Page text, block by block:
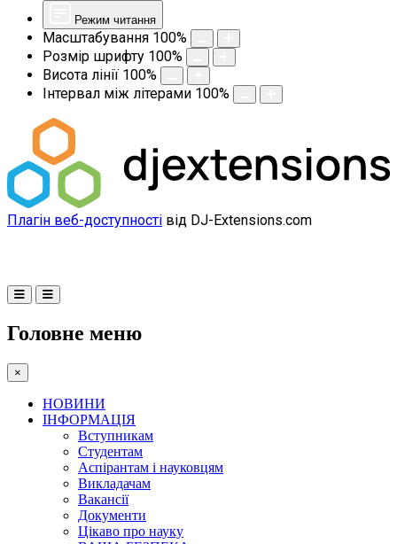
Режим читання
Масштабування 100%
Розмір шрифту 100%
Висота лінії 100%
Інтервал між літерами 100%
Плагін веб-доступності від DJ-Extensions.com
Головне меню
×
НОВИНИ
ІНФОРМАЦІЯ
Вступникам
Студентам
Аспірантам і науковцям
Викладачам
Вакансії
Документи
Цікаво про науку